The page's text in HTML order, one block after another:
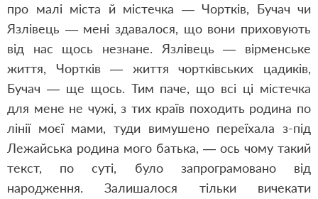
про малі міста й містечка — Чортків, Бучач чи
Язлівець — мені здавалося, що вони приховують
від нас щось незнане. Язлівець — вірменське
життя, Чортків — життя чортківських цадиків,
Бучач — ще щось. Тим паче, що всі ці містечка
для мене не чужі, з тих країв походить родина по
лінії моєї мами, туди вимушено переїхала з-під
Лежайська родина мого батька, — ось чому такий
текст, по суті, було запрограмовано від
народження. Залишалося тільки вичекати